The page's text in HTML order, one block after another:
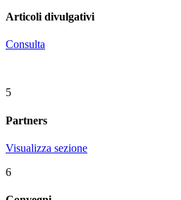
Articoli divulgativi
Consulta
5
Partners
Visualizza sezione
6